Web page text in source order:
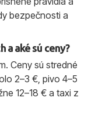
bezpečnosti a
a aké sú ceny?
Ceny sú stredné
2–3 €, pivo 4–5
12–18 € a taxi z